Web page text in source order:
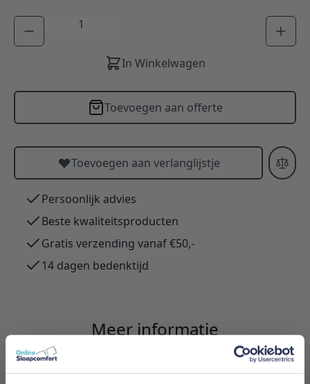
Aantal
In Winkelwagen
Toevoegen aan offerte
Toevoegen aan verlanglijstje
Persoonlijk advies
Beste kwaliteitsproducten
Gratis verzending vanaf €50,-
14 dagen bedenktijd
Meer informatie